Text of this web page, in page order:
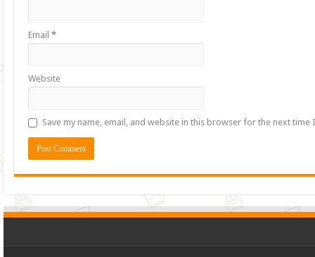
Email*
Website
Save my name, email, and website in this browser for the next time